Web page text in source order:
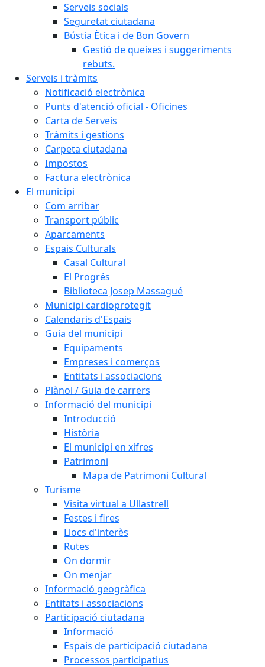
Serveis socials
Seguretat ciutadana
Bústia Ètica i de Bon Govern
Gestió de queixes i suggeriments
rebuts.
Serveis i tràmits
Notificació electrònica
Punts d'atenció oficial - Oficines
Carta de Serveis
Tràmits i gestions
Carpeta ciutadana
Impostos
Factura electrònica
El municipi
Com arribar
Transport públic
Aparcaments
Espais Culturals
Casal Cultural
El Progrés
Biblioteca Josep Massagué
Municipi cardioprotegit
Calendaris d'Espais
Guia del municipi
Equipaments
Empreses i comerços
Entitats i associacions
Plànol / Guia de carrers
Informació del municipi
Introducció
Història
El municipi en xifres
Patrimoni
Mapa de Patrimoni Cultural
Turisme
Visita virtual a Ullastrell
Festes i fires
Llocs d'interès
Rutes
On dormir
On menjar
Informació geogràfica
Entitats i associacions
Participació ciutadana
Informació
Espais de participació ciutadana
Processos participatius